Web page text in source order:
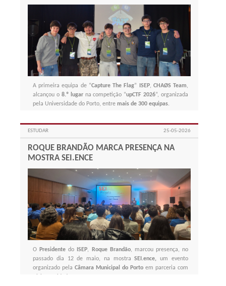
A primeira equipa de “Capture The Flag” ISEP, CHAØS Team,
alcançou o 8.º lugarna competição “upCTF 2026”, organizada
pela Universidade do Porto, entre mais de 300 equipas.
ESTUDAR 25-05-2026
ROQUE BRANDÃO MARCA PRESENÇA NA
MOSTRA SEI.ENCE
O Presidente do ISEP, Roque Brandão, marcou presença, no
passado dia 12 de maio, na mostra SEI.ence,um evento
organizado pela Câmara Municipal do Porto em parceria com